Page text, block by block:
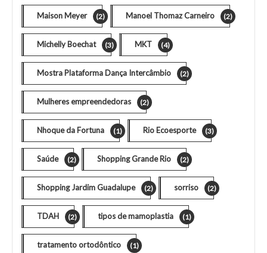
Maison Meyer (2) Manoel Thomaz Carneiro (2)
Michelly Boechat (3) MKT (4)
Mostra Plataforma Dança Intercâmbio (2)
Mulheres empreendedoras (2)
Nhoque da Fortuna (1) Rio Ecoesporte (3)
Saúde (2) Shopping Grande Rio (2)
Shopping Jardim Guadalupe (2) sorriso (2)
TDAH (2) tipos de mamoplastia (1)
tratamento ortodôntico (1)